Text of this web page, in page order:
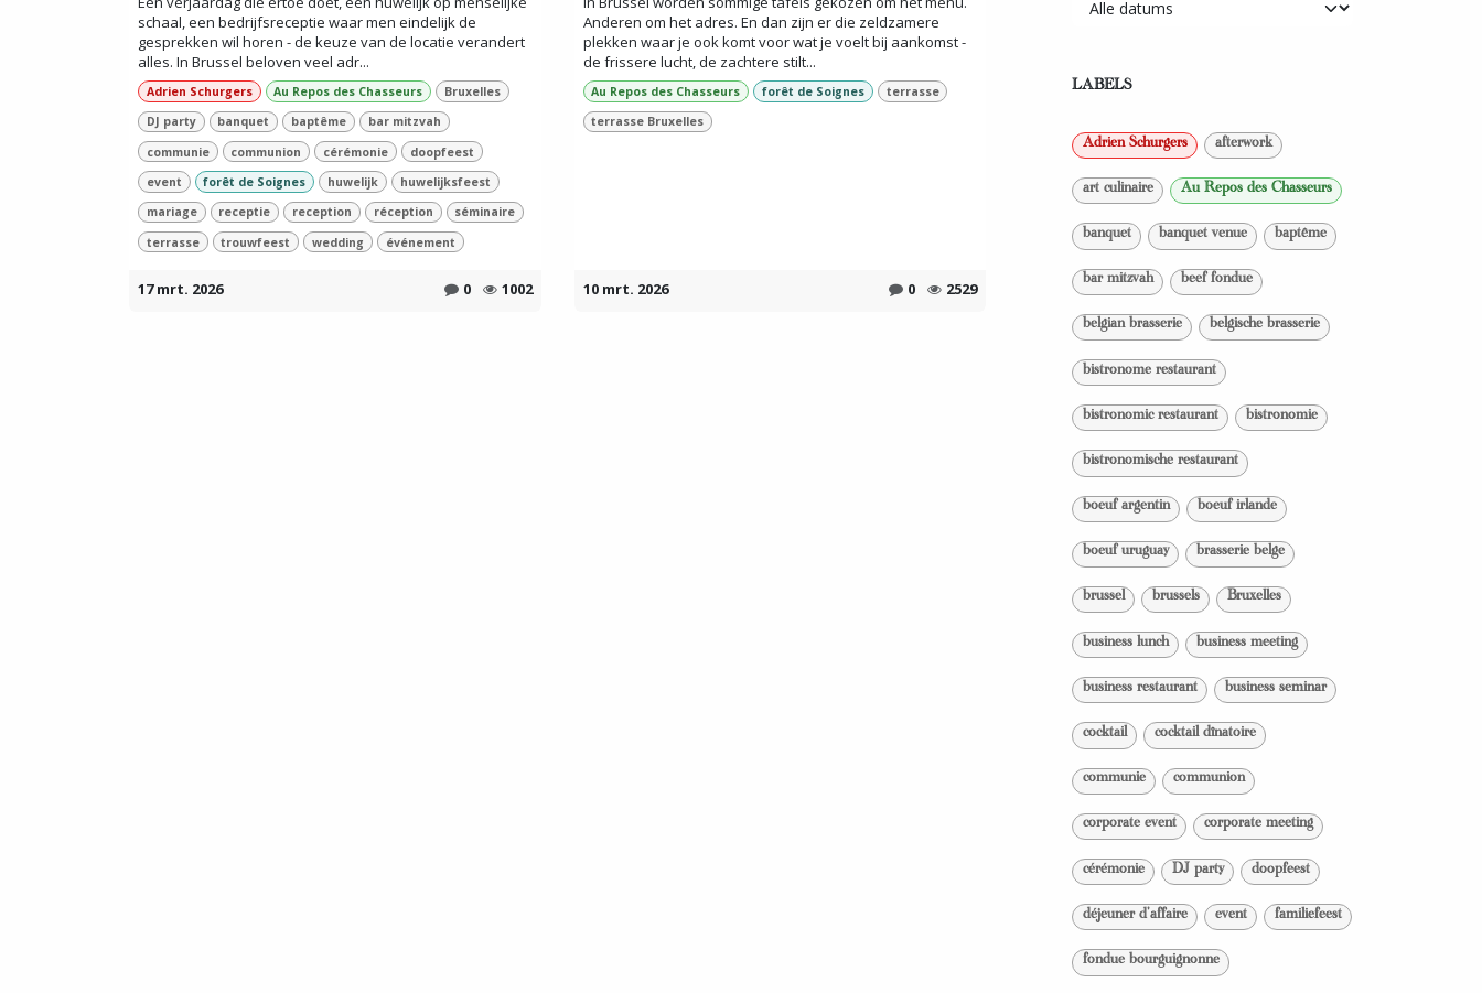
schaal, een bedrijfsreceptie waar men eindelijk de
gesprekken wil horen - de keuze van de locatie verandert
alles. In Brussel beloven veel adr...
Adrien Schurgers Au Repos des Chasseurs
Bruxelles
DJ party
banquet baptême
bar mitzvah
communie
communion cérémonie
doopfeest
event
forêt de Soignes huwelijk
huwelijksfeest
mariage
receptie reception réception
séminaire
terrasse
trouwfeest wedding événement
17 mrt. 2026 0 1002
Anderen om het adres. En dan zijn er die zeldzamere
plekken waar je ook komt voor wat je voelt bij aankomst -
de frissere lucht, de zachtere stilt...
Au Repos des Chasseurs forêt de Soignes
terrasse
terrasse Bruxelles
10 mrt. 2026 0 2529
LABELS
Adrien Schurgers afterwork
art culinaire Au Repos des Chasseurs
banquet banquet venue baptême
bar mitzvah beef fondue
belgian brasserie belgische brasserie
bistronome restaurant
bistronomic restaurant bistronomie
bistronomische restaurant
boeuf argentin boeuf irlande
boeuf uruguay brasserie belge
brussel brussels Bruxelles
business lunch business meeting
business restaurant business seminar
cocktail cocktail dînatoire
communie communion
corporate event corporate meeting
cérémonie DJ party doopfeest
déjeuner d'affaire event familiefeest
fondue bourguignonne